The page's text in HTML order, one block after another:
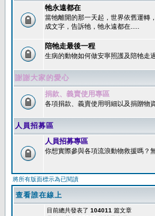
牠永遠都在
當牠離開的那一天起，世界依舊運轉
成文字，告訴牠，牠永遠都在.....
陪牠走最後一程
生病的動物如何做安寧照護及陪牠走
謝謝大家的愛心
捐款、義賣使用專區
各項捐款、義賣使用明細以及捐贈物
人員招募區
人員招募專區
你想實際參與各項流浪動物救援嗎？
將所有版面標示為已閱讀
查看誰在線上
目前總共發表了 104011 篇文章